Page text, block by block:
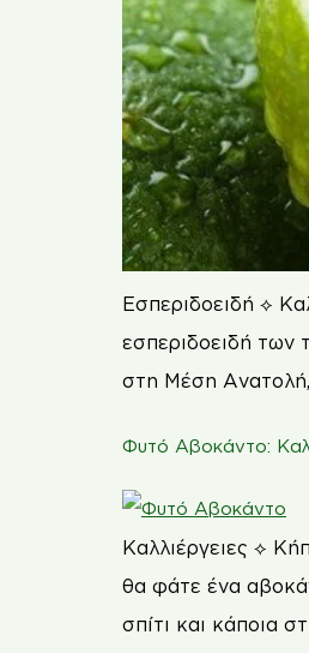
Εσπεριδοειδή ⟡
εσπεριδοειδή των
στη Μέση Ανατολή,
Φυτό Αβοκάντο:
Καλλιέργειες ⟡
θα φάτε ένα
σπίτι και κάποια